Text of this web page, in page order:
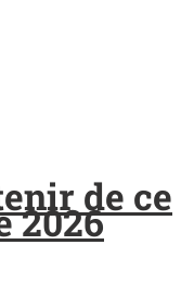
de ce
2026